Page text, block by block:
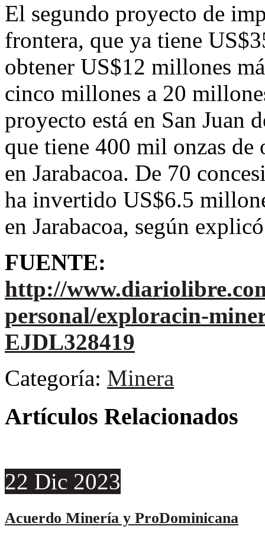
El segundo proyecto de
frontera, que ya tiene
obtener US$12 millones
cinco millones a 20
proyecto está en San Juan
que tiene 400 mil onzas de
en Jarabacoa. De 70
ha invertido US$6.5
en Jarabacoa, según
FUENTE:
http://
personal/exploracin-
EJDL328419
Categoría: Minera
Artículos Relacionados
22 Dic 2023
Acuerdo Minería y ProDominicana